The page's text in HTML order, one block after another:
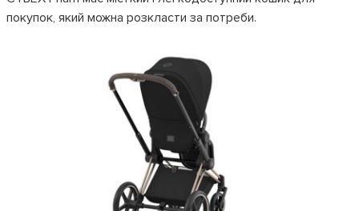
покупок, який можна розкласти за потреби.